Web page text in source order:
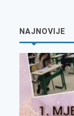
NAJNOVIJE